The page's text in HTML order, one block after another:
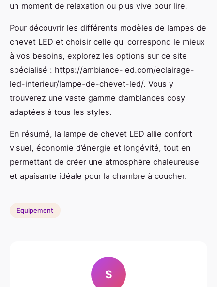
un moment de relaxation ou plus vive pour lire.
Pour découvrir les différents modèles de lampes de
chevet LED et choisir celle qui correspond le mieux
à vos besoins, explorez les options sur ce site
spécialisé : https://ambiance-led.com/eclairage-
led-interieur/lampe-de-chevet-led/. Vous y
trouverez une vaste gamme d’ambiances cosy
adaptées à tous les styles.
En résumé, la lampe de chevet LED allie confort
visuel, économie d’énergie et longévité, tout en
permettant de créer une atmosphère chaleureuse
et apaisante idéale pour la chambre à coucher.
Equipement
S